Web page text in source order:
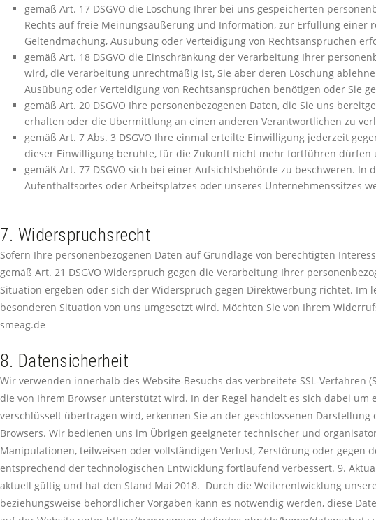
gemäß Art. 17 DSGVO die Löschung Ihrer bei uns gespeicherten
Rechts auf freie Meinungsäußerung und Information, zur Erfüllung
Geltendmachung, Ausübung oder Verteidigung von Rechtsansprüchen
gemäß Art. 18 DSGVO die Einschränkung der Verarbeitung Ihrer
wird, die Verarbeitung unrechtmäßig ist, Sie aber deren Löschung
Ausübung oder Verteidigung von Rechtsansprüchen benötigen oder Sie
gemäß Art. 20 DSGVO Ihre personenbezogenen Daten, die Sie uns
erhalten oder die Übermittlung an einen anderen Verantwortlichen zu
gemäß Art. 7 Abs. 3 DSGVO Ihre einmal erteilte Einwilligung jederzeit
dieser Einwilligung beruhte, für die Zukunft nicht mehr fortführen dürfen
gemäß Art. 77 DSGVO sich bei einer Aufsichtsbehörde zu beschweren.
Aufenthaltsortes oder Arbeitsplatzes oder unseres Unternehmenssitzes
7. Widerspruchsrecht
Sofern Ihre personenbezogenen Daten auf Grundlage von berechtigten
gemäß Art. 21 DSGVO Widerspruch gegen die Verarbeitung Ihrer
Situation ergeben oder sich der Widerspruch gegen Direktwerbung richtet.
besonderen Situation von uns umgesetzt wird. Möchten Sie von Ihrem
smeag.de
8. Datensicherheit
Wir verwenden innerhalb des Website-Besuchs das verbreitete SSL-
die von Ihrem Browser unterstützt wird. In der Regel handelt es sich dabei
verschlüsselt übertragen wird, erkennen Sie an der geschlossenen
Browsers. Wir bedienen uns im Übrigen geeigneter technischer und
Manipulationen, teilweisen oder vollständigen Verlust, Zerstörung oder
entsprechend der technologischen Entwicklung fortlaufend verbessert. 9.
aktuell gültig und hat den Stand Mai 2018. Durch die Weiterentwicklung
beziehungsweise behördlicher Vorgaben kann es notwendig werden, diese